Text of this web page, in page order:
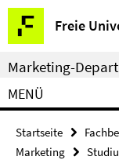
Springe
direkt
zu
Inhalt
Freie
Service-
Navigation
Marketing-
MENÜ
Startseite
Marketing